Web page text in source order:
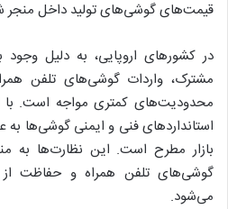
قیمت‌های گوشی‌های تولید داخل
در کشورهای اروپایی، به دلیل وجود
مشترک، واردات گوشی‌های تلفن
محدودیت‌های کمتری مواجه است. با
استانداردهای فنی و ایمنی گوشی‌ها
بازار مطرح است. این نظارت‌ها به
گوشی‌های تلفن همراه و حفاظت
می‌شود.